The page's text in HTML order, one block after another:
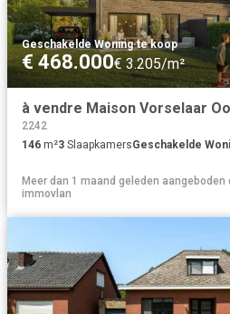
Geschakelde Woning·te koop
€ 468.000€ 3.205/m²
à vendre Maison Vorselaar
2242
146 m²3 SlaapkamersGeschakelde
Meer dan 1 maand geleden aangeboden
immovlan